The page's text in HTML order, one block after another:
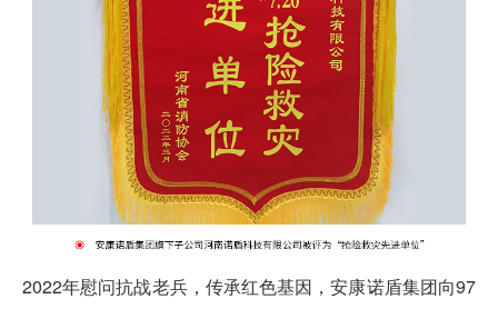
2022年慰问抗战老兵，传承红色基因，安康诺盾集团向97